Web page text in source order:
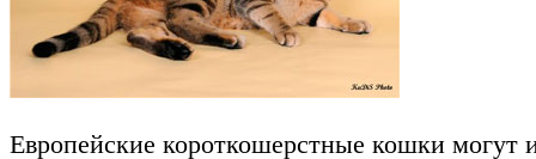
Европейские короткошерстные кошки могут